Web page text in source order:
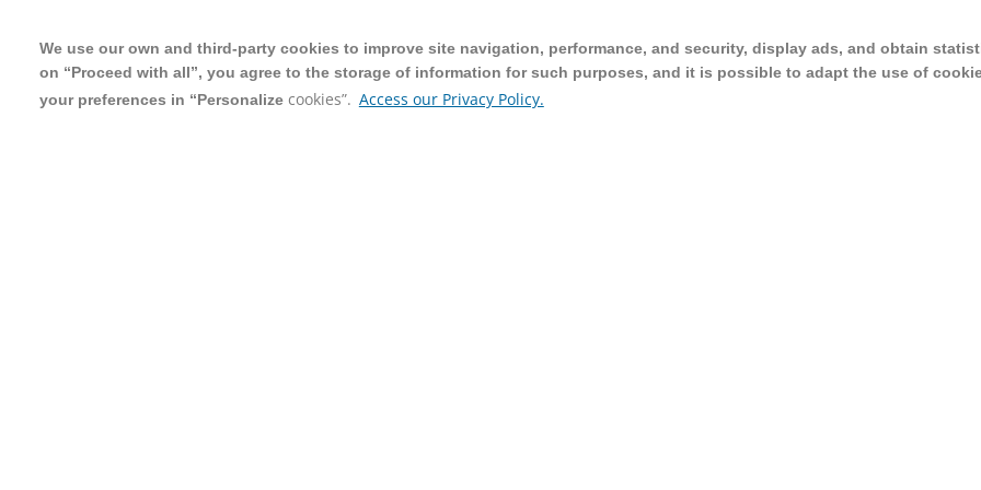
We use our own and third-party cookies to improve site navigation, performance, and security, display ads, and obtain
on “Proceed with all”, you agree to the storage of information for such purposes, and it is possible to adapt the use of
your preferences in “Personalize cookies”. Access our Privacy Policy.
We use our own and third-party cookies to improve site navigation, performance, and security, display ads, and obtain
on “Proceed with all”, you agree to the storage of information for such purposes, and it is possible to adapt the use of
your preferences in “Personalize cookies”. Access our Privacy Policy.